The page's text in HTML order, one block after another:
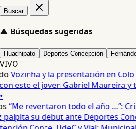
Buscar
▲ Búsquedas sugeridas
Huachipato Deportes Concepción
VIVO
Vozinha y la presentación en Colo
esto el joven Gabriel Maureira y
“Me reventaron todo el año …”:
su debut ante Deportes